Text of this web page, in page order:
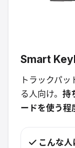
Smart
トラックパ
る人向け。 持
ードを使う程
こんな